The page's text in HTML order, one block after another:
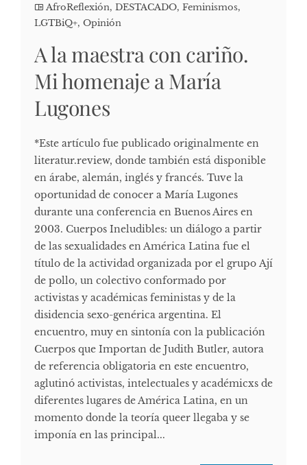
AfroReflexión, DESTACADO, Feminismos,
LGTBiQ+, Opinión
A la maestra con cariño.
Mi homenaje a María
Lugones
*Este artículo fue publicado originalmente en
literatur.review, donde también está disponible
en árabe, alemán, inglés y francés. Tuve la
oportunidad de conocer a María Lugones
durante una conferencia en Buenos Aires en
2003. Cuerpos Ineludibles: un diálogo a partir
de las sexualidades en América Latina fue el
título de la actividad organizada por el grupo Ají
de pollo, un colectivo conformado por
activistas y académicas feministas y de la
disidencia sexo-genérica argentina. El
encuentro, muy en sintonía con la publicación
Cuerpos que Importan de Judith Butler, autora
de referencia obligatoria en este encuentro,
aglutinó activistas, intelectuales y académicxs de
diferentes lugares de América Latina, en un
momento donde la teoría queer llegaba y se
imponía en las principal...